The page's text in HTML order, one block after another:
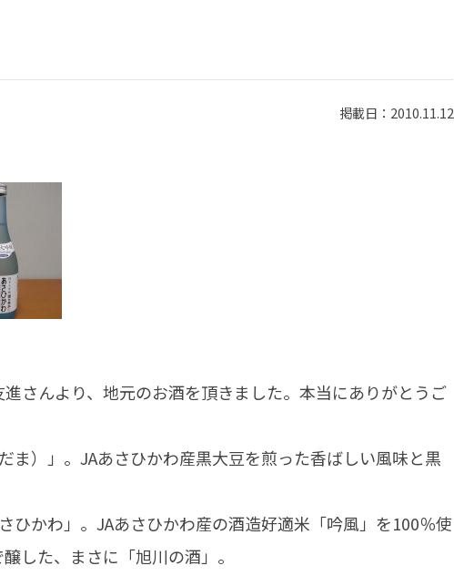
掲載日：2010.11.12
さんより、地元のお酒を頂きました。本当にありがとうご
ま）」。JAあさひかわ産黒大豆を煎った香ばしい風味と黒
ひかわ」。JAあさひかわ産の酒造好適米「吟風」を100％使
した、まさに「旭川の酒」。